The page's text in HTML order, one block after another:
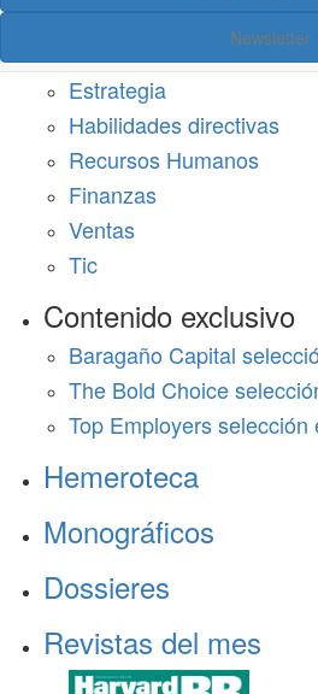
Newsletter
Estrategia
Habilidades directivas
Recursos Humanos
Finanzas
Ventas
Tic
Contenido exclusivo
Baragaño Capital
The Bold Choice
Top Employers selección
Hemeroteca
Monográficos
Dossieres
Revistas del mes